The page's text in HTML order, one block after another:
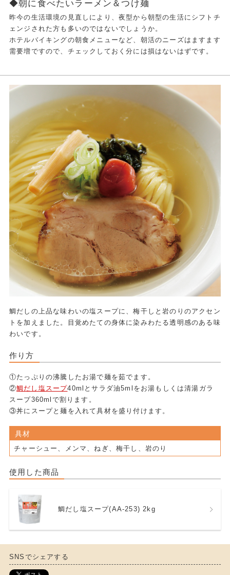
◆朝に食べたいラーメン＆つけ麺
昨今の生活環境の見直しにより、夜型から朝型の生活にシフトチ
ェンジされた方も多いのではないでしょうか。
ホテルバイキングの朝食メニューなど、朝活のニーズはますます
需要増ですので、チェックしておく分には損はないはずです。
鯛だしの上品な味わいの塩スープに、梅干しと岩のりのアクセン
トを加えました。目覚めたての身体に染みわたる透明感のある味
わいです。
作り方
①たっぷりの沸騰したお湯で麺を茹でます。
②鯛だし塩スープ40mlとサラダ油5mlをお湯もしくは清湯ガラ
スープ360mlで割ります。
③丼にスープと麺を入れて具材を盛り付けます。
具材
チャーシュー、メンマ、ねぎ、梅干し、岩のり
使用した商品
鯛だし塩スープ(AA-253) 2kg
SNSでシェアする